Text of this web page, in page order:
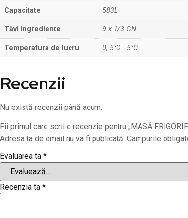
Capacitate 583L
Tăvi ingrediente 9 x 1/3 GN
Temperatura de lucru 0, 5°C….5°C
Recenzii
Nu există recenzii până acum.
Fii primul care scrii o recenzie pentru „MASĂ
Adresa ta de email nu va fi publicată. Câmpurile
Evaluarea ta *
Recenzia ta *